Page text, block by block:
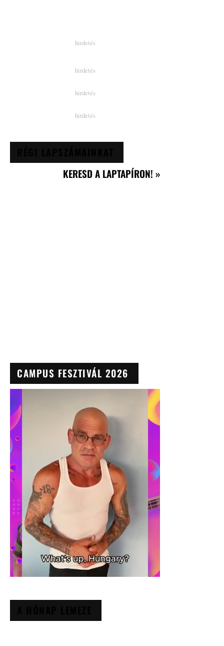
KERESD A LAPTAPÍRON! »
CAMPUS FESZTIVÁL 2026